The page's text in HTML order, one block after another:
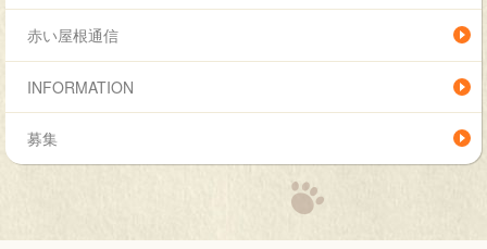
赤い屋根通信
INFORMATION
募集